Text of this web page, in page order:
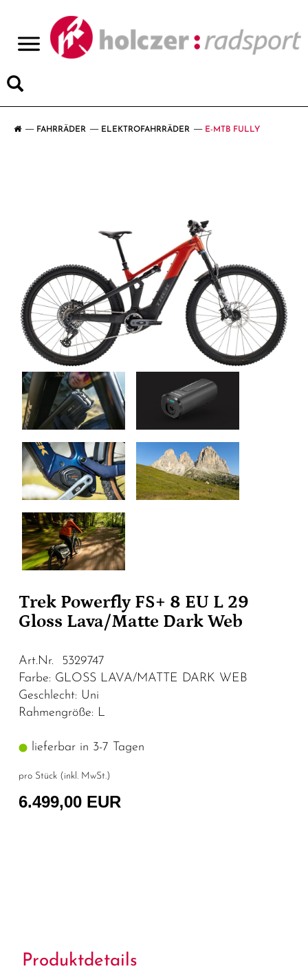
FAHRRÄDER ELEKTROFAHRRÄDER E-MTB FULLY
Trek Powerfly FS+ 8 EU L 29
Gloss Lava/Matte Dark Web
Art.Nr. 5329747
Farbe: GLOSS LAVA/MATTE DARK WEB
Geschlecht: Uni
Rahmengröße: L
lieferbar in 3-7 Tagen
pro Stück (inkl. MwSt.)
6.499,00 EUR
Produktdetails